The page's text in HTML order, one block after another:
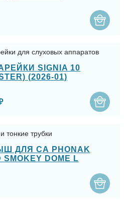
для слуховых аппаратов
SIGNIA 10
(2026-01)
тонкие трубки
ДЛЯ СА PHONAK
SMOKEY DOME L